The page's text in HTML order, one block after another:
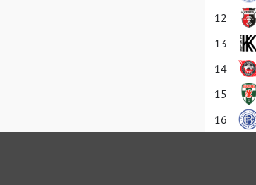
12
13
14
15
16